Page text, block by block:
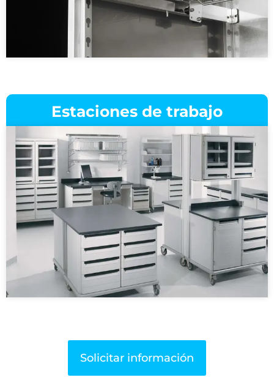
Estaciones de trabajo
Solicitar información